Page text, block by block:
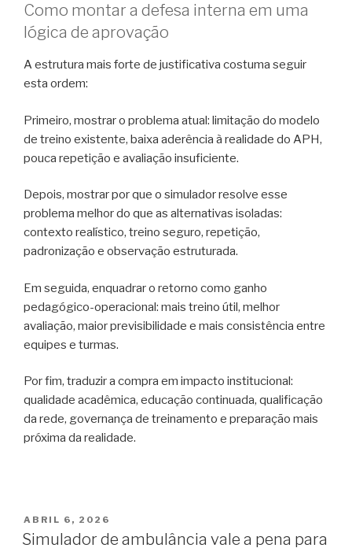
Como montar a defesa interna em uma
lógica de aprovação
A estrutura mais forte de justificativa costuma seguir
esta ordem:
Primeiro, mostrar o problema atual: limitação do modelo
de treino existente, baixa aderência à realidade do APH,
pouca repetição e avaliação insuficiente.
Depois, mostrar por que o simulador resolve esse
problema melhor do que as alternativas isoladas:
contexto realístico, treino seguro, repetição,
padronização e observação estruturada.
Em seguida, enquadrar o retorno como ganho
pedagógico-operacional: mais treino útil, melhor
avaliação, maior previsibilidade e mais consistência entre
equipes e turmas.
Por fim, traduzir a compra em impacto institucional:
qualidade acadêmica, educação continuada, qualificação
da rede, governança de treinamento e preparação mais
próxima da realidade.
ABRIL 6, 2026
Simulador de ambulância vale a pena para